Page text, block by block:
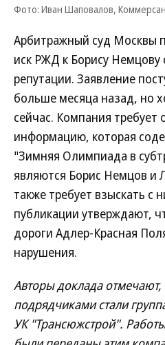
Фото: Иван Шаповалов,
Арбитражный суд Москвы
иск РЖД к Борису
репутации. Заявление
больше месяца назад, но
сейчас. Компания требует
информацию, которая
"Зимняя Олимпиада в
являются Борис Немцов
также требует взыскать с
публикации утверждают,
дороги Адлер-Красная
нарушения.
Авторы доклада
подрядчиками стали
УК "Трансюжстрой".